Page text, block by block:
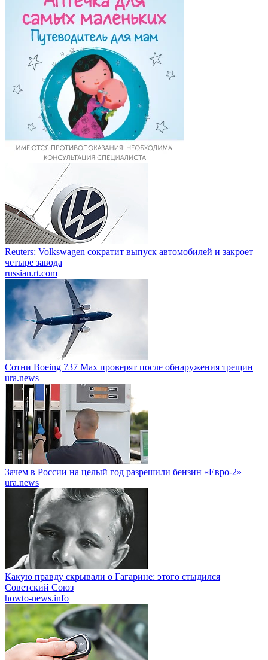
Reuters: Volkswagen сократит выпуск автомобилей и закроет
четыре завода
russian.rt.com
Сотни Boeing 737 Max проверят после обнаружения трещин
ura.news
Зачем в России на целый год разрешили бензин «Евро-2»
ura.news
Какую правду скрывали о Гагарине: этого стыдился
Советский Союз
howto-news.info